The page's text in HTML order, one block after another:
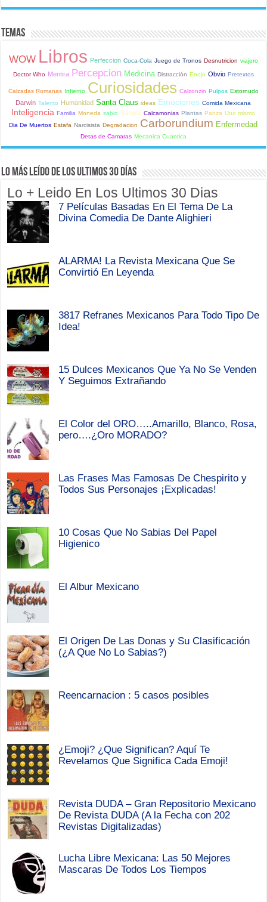
Temas
WOW Libros Perfeccion Coca-Cola Juego de Tronos Desnutricion viajero
Doctor Who Mentira Percepcion Medicina Distracción Enojo Obvio Pretextos
Calzadas Romanas Infierno Curiosidades Calzonzin Pulpos Estornudo
Darwin Talento Humanidad Santa Claus ideas Emociones Comida Mexicana
Inteligencia Familia Moneda sabio Sangre Calcamonias Plantas Panza Uno mismo
Dia De Muertos Estafa Narcisista Degradacion Carborundium Enfermedad
Detas de Camaras Mecanica Cuantica
Lo Más Leído de Los Ultimos 30 Días
Lo + Leido En Los Ultimos 30 Dias
7 Películas Basadas En El Tema De La
Divina Comedia De Dante Alighieri
ALARMA! La Revista Mexicana Que Se
Convirtió En Leyenda
3817 Refranes Mexicanos Para Todo Tipo De
Idea!
15 Dulces Mexicanos Que Ya No Se Venden
Y Seguimos Extrañando
El Color del ORO…..Amarillo, Blanco, Rosa,
pero….¿Oro MORADO?
Las Frases Mas Famosas De Chespirito y
Todos Sus Personajes ¡Explicadas!
10 Cosas Que No Sabias Del Papel
Higienico
El Albur Mexicano
El Origen De Las Donas y Su Clasificación
(¿A Que No Lo Sabias?)
Reencarnacion : 5 casos posibles
¿Emoji? ¿Que Significan? Aquí Te
Revelamos Que Significa Cada Emoji!
Revista DUDA – Gran Repositorio Mexicano
De Revista DUDA (A la Fecha con 202
Revistas Digitalizadas)
Lucha Libre Mexicana: Las 50 Mejores
Mascaras De Todos Los Tiempos